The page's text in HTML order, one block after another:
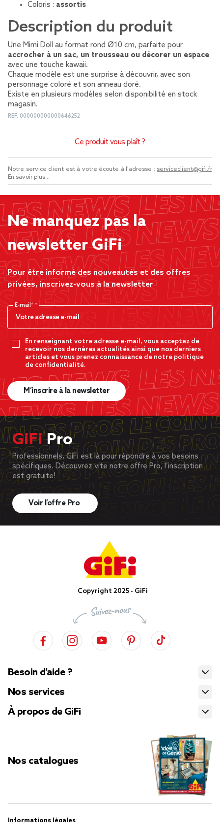
Coloris : assortis
Description du produit
Une Mimi Doll au format rond Ø10 cm, parfaite pour
accrocher à un sac, un trousseau ou décorer un espace
avec une touche kawaii.
Chaque modèle est une surprise à découvrir, avec son
personnage coloré et son anneau doré.
Existe en plusieurs modèles selon disponibilité en stock
magasin.
REF. 000000000000646252
Ce produit vous plaît ?
Notre service client est à votre écoute à l'adresse : serviceclient@gifi.fr
En savoir plus...
Ne manquez pas la
newsletter GiFi
Pour être informé des nouveautés et des offres
privées, inscrivez-vous à la newsletter
E-mail*
En renseignant votre adresse e-mail, vous acceptez de
recevoir nos dernères actualités ainsi que nos derniers
articles et vous prenez connaissance de notre politique
de confidentialité.
M’inscrire à la newsletter
GiFiPro
Professionnels, GiFi est là pour répondre à vos besoins
spécifiques. Découvrez vite notre offre Pro, l’inscription
est gratuite!
Voir l’offre Pro
Copyright 2025 - GiFi
Besoin d’aide ?
Nos services
À propos de GiFi
Nos catalogues